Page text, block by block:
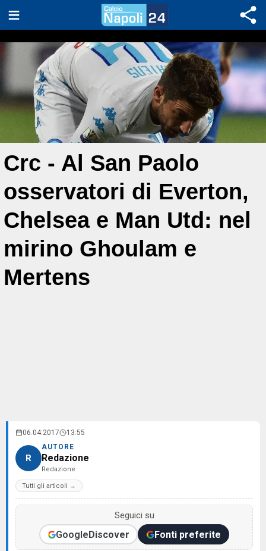
Crc - Al San Paolo
osservatori di Everton,
Chelsea e Man Utd: nel
mirino Ghoulam e
Mertens
06.04.2017 13:55
R
AUTORE
Redazione
Redazione
Tutti gli articoli →
Seguici su
GoogleDiscover Fonti preferite